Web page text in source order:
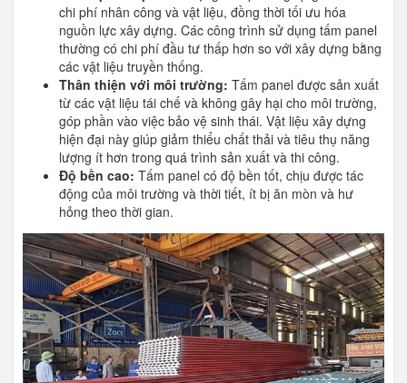
chi phí nhân công và vật liệu, đồng thời tối ưu hóa
nguồn lực xây dựng. Các công trình sử dụng tấm panel
thường có chi phí đầu tư thấp hơn so với xây dựng bằng
các vật liệu truyền thống.
Thân thiện với môi trường: Tấm panel được sản xuất
từ các vật liệu tái chế và không gây hại cho môi trường,
góp phần vào việc bảo vệ sinh thái. Vật liệu xây dựng
hiện đại này giúp giảm thiểu chất thải và tiêu thụ năng
lượng ít hơn trong quá trình sản xuất và thi công.
Độ bền cao: Tấm panel có độ bền tốt, chịu được tác
động của môi trường và thời tiết, ít bị ăn mòn và hư
hỏng theo thời gian.